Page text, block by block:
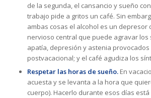
de la segunda, el cansancio y sueño
trabajo pide a gritos un café. Sin
ambas cosas el alcohol es un depresor
nervioso central que puede agravar los
apatía, depresión y astenia
postvacacional; y el café agudiza los
Respetar las horas de sueño. En
acuesta y se levanta a la hora que
cuerpo). Hacerlo durante esos días